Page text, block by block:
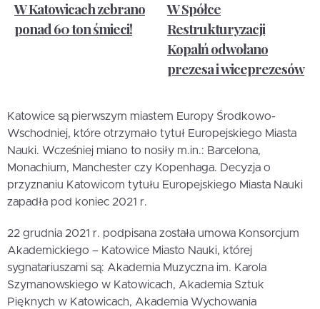
W Katowicach zebrano
ponad 60 ton śmieci!
W Spółce
Restrukturyzacji
Kopalń odwołano
prezesa i wiceprezesów
Katowice są pierwszym miastem Europy Środkowo-
Wschodniej, które otrzymało tytuł Europejskiego Miasta
Nauki. Wcześniej miano to nosiły m.in.: Barcelona,
Monachium, Manchester czy Kopenhaga. Decyzja o
przyznaniu Katowicom tytułu Europejskiego Miasta Nauki
zapadła pod koniec 2021 r.
22 grudnia 2021 r. podpisana została umowa Konsorcjum
Akademickiego – Katowice Miasto Nauki, której
sygnatariuszami są: Akademia Muzyczna im. Karola
Szymanowskiego w Katowicach, Akademia Sztuk
Pięknych w Katowicach, Akademia Wychowania